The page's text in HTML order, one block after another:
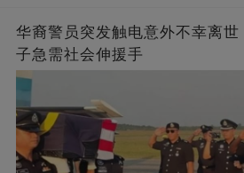
华裔警员突发触电意外不幸离
子急需社会伸援手